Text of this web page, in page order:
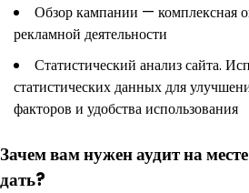
Обзор кампании — комплексная
рекламной деятельности
Статистический анализ сайта.
статистических данных для
факторов и удобства использования
Зачем вам нужен аудит на
дать?